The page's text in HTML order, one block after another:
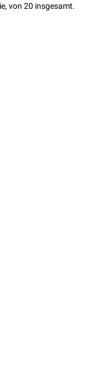
von 20 insgesamt.